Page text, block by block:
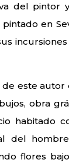
del pintor
en
de este autor
obra
habitado
del
flores